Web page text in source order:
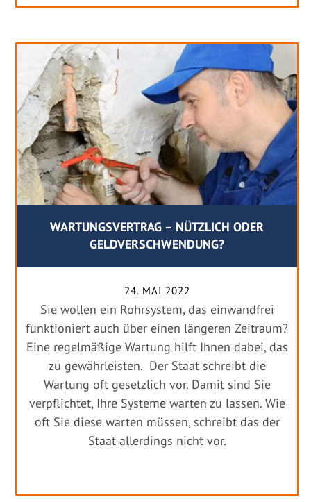
WARTUNGSVERTRAG – NÜTZLICH ODER
GELDVERSCHWENDUNG?
24. MAI 2022
Sie wollen ein Rohrsystem, das einwandfrei
funktioniert auch über einen längeren Zeitraum?
Eine regelmäßige Wartung hilft Ihnen dabei, das
zu gewährleisten. Der Staat schreibt die
Wartung oft gesetzlich vor. Damit sind Sie
verpflichtet, Ihre Systeme warten zu lassen. Wie
oft Sie diese warten müssen, schreibt das der
Staat allerdings nicht vor.